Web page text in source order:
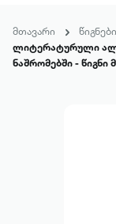
პრემია
მთავარი
წიგნები
ლიტერატურული
ნაშრომებში - წიგნი